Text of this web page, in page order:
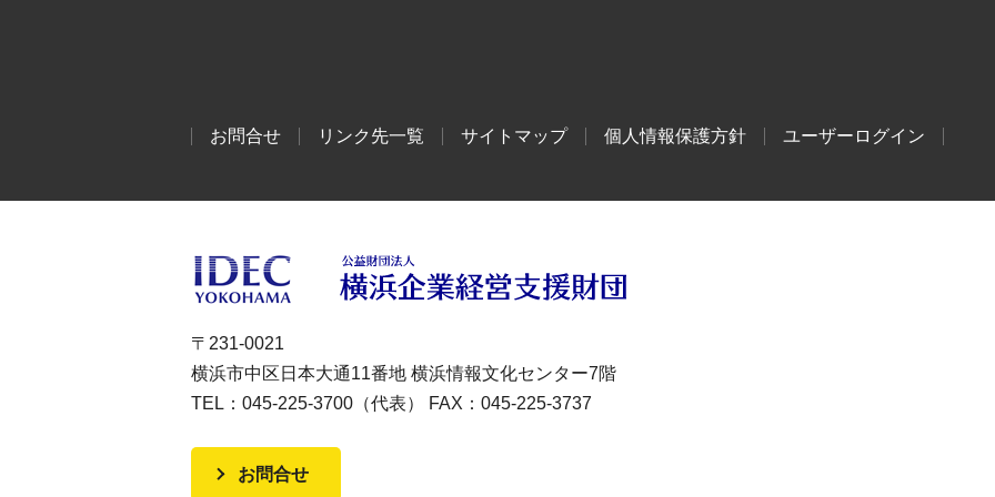
お問合せ リンク先一覧 サイトマップ 個人情報保護方針 ユーザーログイン
〒231-0021
横浜市中区日本大通11番地 横浜情報文化センター7階
TEL：045-225-3700（代表） FAX：045-225-3737
お問合せ